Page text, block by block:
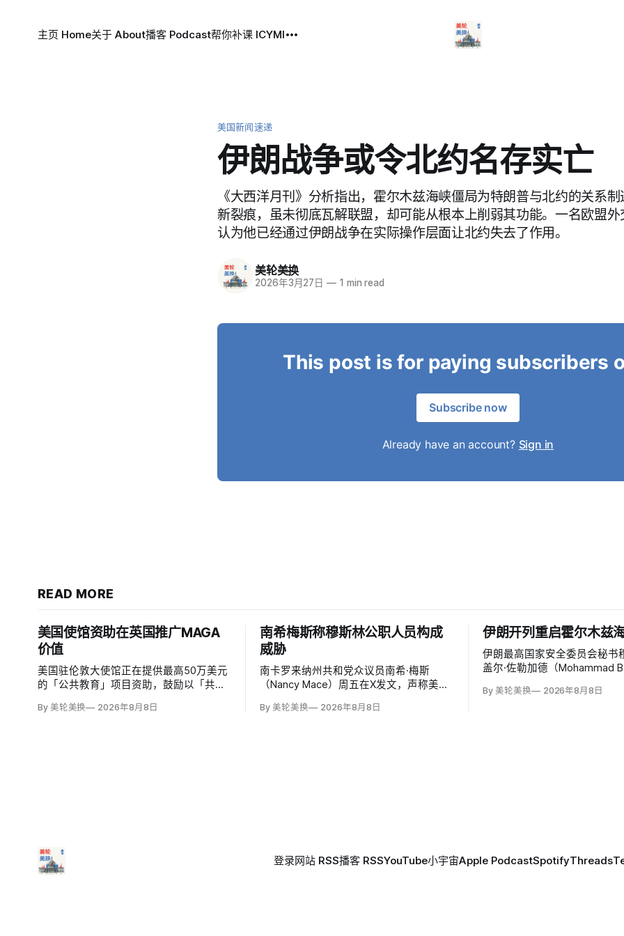
主页 Home关于 About播客 Podcast帮你补课 ICYMI
美国新闻速递
伊朗战争或令北约名存实亡
《大西洋月刊》分析指出，霍尔木兹海峡僵局为特朗普与北约的关系
新裂痕，虽未彻底瓦解联盟，却可能从根本上削弱其功能。一名欧盟
认为他已经通过伊朗战争在实际操作层面让北约失去了作用。
美轮美换
2026年3月27日 — 1 min read
This post is for paying subscribers
Subscribe now
Already have an account? Sign in
READ MORE
美国使馆资助在英国推广MAGA
价值
美国驻伦敦大使馆正在提供最高50万美元
的「公共教育」项目资助，鼓励以「共同
有限政府、正当程序、陪审团审判、财产
By 美轮美换 2026年8月8日
南希梅斯称穆斯林公职人员构成
威胁
南卡罗来纳州共和党众议员南希·梅斯
（Nancy Mace）周五在X发文，声称美国
马」，并对国家安全和共和国构成威胁，
By 美轮美换 2026年8月8日
伊朗开列重启霍尔木兹
伊朗最高国家安全委员会秘书
盖尔·佐勒加德（Mohammad
全面条件：美国解除海上封锁
By 美轮美换 2026年8月8日
登录网站 RSS播客 RSSYouTube小宇宙Apple PodcastSpotifyThreads